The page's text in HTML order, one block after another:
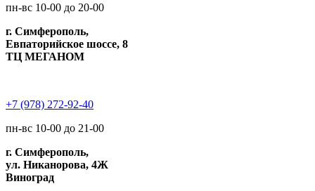
пн-вс 10-00 до 20-00
г. Симферополь,
Евпаторийское шоссе, 8
ТЦ МЕГАНОМ
+7 (978) 272-92-40
пн-вс 10-00 до 21-00
г. Симферополь,
ул. Никанорова, 4Ж
Виноград